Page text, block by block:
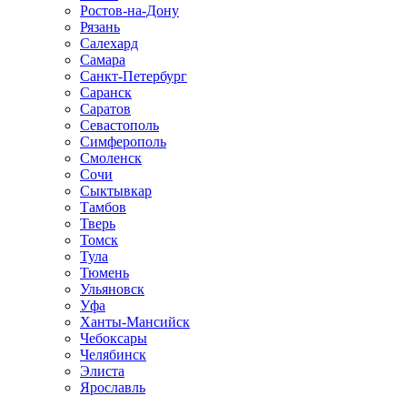
Ростов-на-Дону
Рязань
Салехард
Самара
Санкт-Петербург
Саранск
Саратов
Севастополь
Симферополь
Смоленск
Сочи
Сыктывкар
Тамбов
Тверь
Томск
Тула
Тюмень
Ульяновск
Уфа
Ханты-Мансийск
Чебоксары
Челябинск
Элиста
Ярославль